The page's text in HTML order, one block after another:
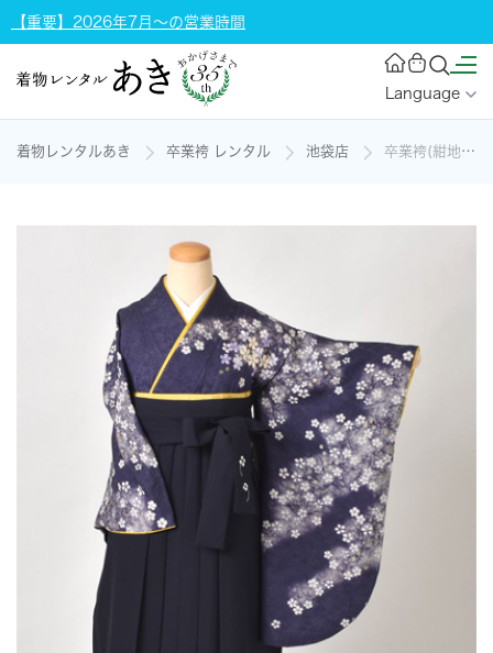
【重要】2026年7月～の営業時間
Language
着物レンタルあき 卒業袴 レンタル 池袋店 卒業袴(紺地、ラメ・さくら着物/紺地桜プリント袴)の着物レンタル